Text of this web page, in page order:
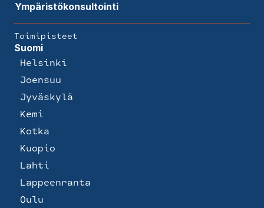
Ympäristökonsultointi
Toimipisteet
Suomi
Helsinki
Joensuu
Jyväskylä
Kemi
Kotka
Kuopio
Lahti
Lappeenranta
Oulu